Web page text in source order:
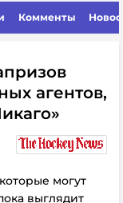
Комменты
агентов,
могут
выглядит